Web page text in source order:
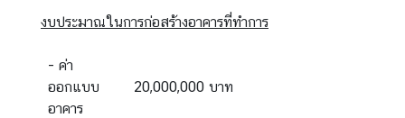
งบประมาณในการก่อสร้างอาคารที่ทำการ
- ค่า
ออกแบบ
อาคาร
20,000,000 บาท